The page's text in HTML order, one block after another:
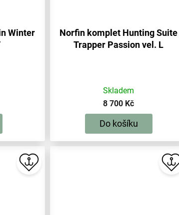
Winter
Norfin komplet Hunting Suite
Trapper Passion vel. L
Skladem
8 700 Kč
Do košíku